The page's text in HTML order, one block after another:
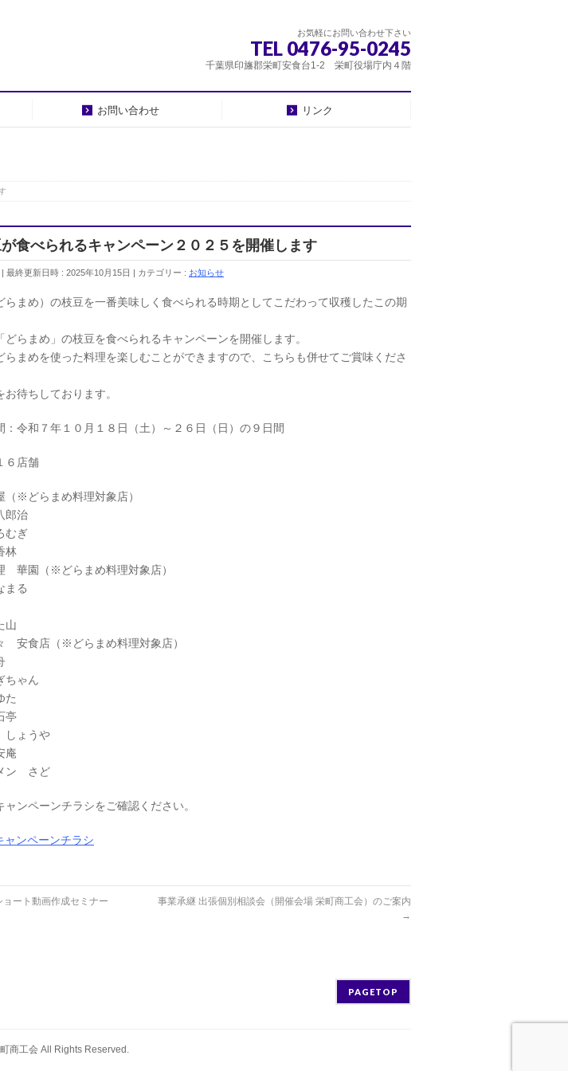
お気軽にお問い合わせ下さい
TEL 0476-95-0245
千葉県印旛郡栄町安食台1-2 栄町役場庁内４階
お問い合わせ リンク
食べられるキャンペーン２０２５を開催します
最終更新日時 : 2025年10月15日 カテゴリー : お知らせ
まめ）の枝豆を一番美味しく食べられる時期としてこだわって収穫したこの期
らまめ」の枝豆を食べられるキャンペーンを開催します。
まめを使った料理を楽しむことができますので、こちらも併せてご賞味くださ
待ちしております。
令和７年１０月１８日（土）～２６日（日）の９日間
６店舗
どらまめ料理対象店）
治
ぎ
林
園（※どらまめ料理対象店）
る
山
食店（※どらまめ料理対象店）
ゃん
た
亭
ょうや
庵
ン さど
ンペーンチラシをご確認ください。
ャンペーンチラシ
ート動画作成セミナー
事業承継 出張個別相談会（開催会場 栄町商工会）のご案内
→
PAGETOP
商工会 All Rights Reserved.